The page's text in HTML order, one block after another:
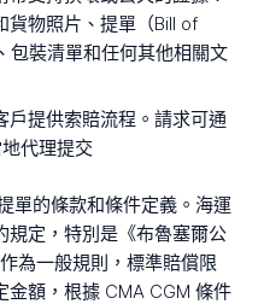
貨物照片、提單（Bill of
包裝清單和任何其他相關文
戶提供索賠流程。請求可通
代理提交
單的條款和條件定義。海運
規定，特別是《布魯塞爾公
為一般規則，標準賠償限
額，根據 CMA CGM 條件